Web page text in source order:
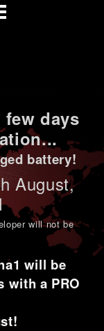
few days
battery!
August,
will not be
will be
with a PRO